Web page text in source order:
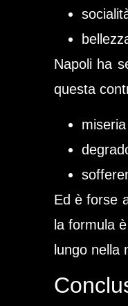
Napoli ha
questa
Ed è forse
la formula
lungo nella